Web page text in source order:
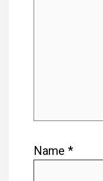
Name *